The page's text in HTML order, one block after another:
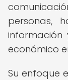
personas,
información
económico
Su enfoque